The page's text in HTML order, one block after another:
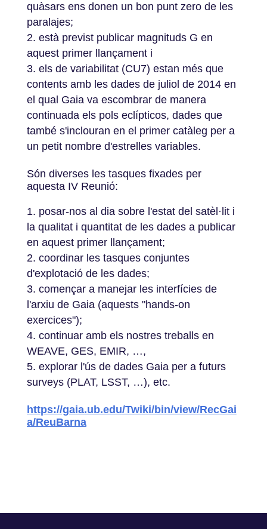
quàsars ens donen un bon punt zero de les
paralajes;
està previst publicar magnituds G en
aquest primer llançament i
els de variabilitat (CU7) estan més que
contents amb les dades de juliol de 2014 en
el qual Gaia va escombrar de manera
continuada els pols eclípticos, dades que
també s'inclouran en el primer catàleg per a
un petit nombre d'estrelles variables.
Són diverses les tasques fixades per
aquesta IV Reunió:
posar-nos al dia sobre l'estat del satèl·lit i
la qualitat i quantitat de les dades a publicar
en aquest primer llançament;
coordinar les tasques conjuntes
d'explotació de les dades;
començar a manejar les interfícies de
l'arxiu de Gaia (aquests "hands-on
exercices");
continuar amb els nostres treballs en
WEAVE, GES, EMIR, …,
explorar l'ús de dades Gaia per a futurs
surveys (PLAT, LSST, …), etc.
https://gaia.ub.edu/Twiki/bin/view/RecGai
a/ReuBarna